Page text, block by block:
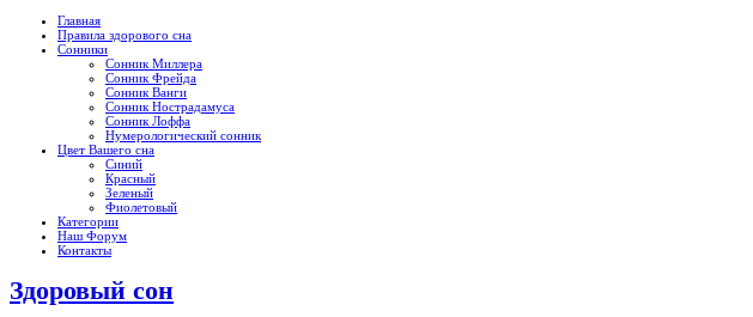
Главная
Правила здорового сна
Сонники
Сонник Миллера
Сонник Фрейда
Сонник Ванги
Сонник Нострадамуса
Сонник Лоффа
Нумерологический сонник
Цвет Вашего сна
Синий
Красный
Зеленый
Фиолетовый
Категории
Наш Форум
Контакты
Здоровый сон